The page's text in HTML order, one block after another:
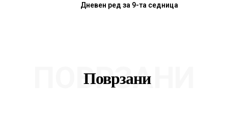
Дневен ред за 9-та седница
Поврзани
ПОВРЗАНИ